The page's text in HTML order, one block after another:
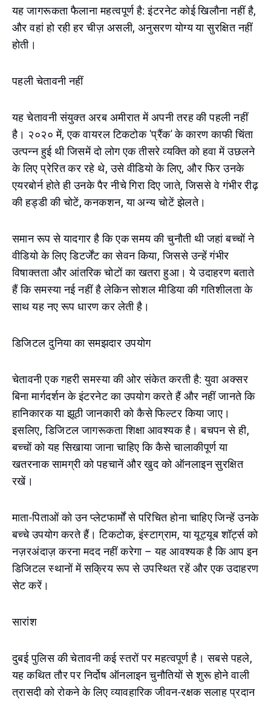
यह जागरूकता फैलाना महत्वपूर्ण है: इंटरनेट कोई खिलौना नहीं है,
और वहां हो रही हर चीज़ असली, अनुसरण योग्य या सुरक्षित नहीं
होती।
पहली चेतावनी नहीं
यह चेतावनी संयुक्त अरब अमीरात में अपनी तरह की पहली नहीं
है। २०२० में, एक वायरल टिकटोक 'प्रैंक' के कारण काफी चिंता
उत्पन्न हुई थी जिसमें दो लोग एक तीसरे व्यक्ति को हवा में उछलने
के लिए प्रेरित कर रहे थे, उसे वीडियो के लिए, और फिर उनके
एयरबोर्न होते ही उनके पैर नीचे गिरा दिए जाते, जिससे वे गंभीर रीढ़
की हड्डी की चोटें, कनकशन, या अन्य चोटें झेलते।
समान रूप से यादगार है कि एक समय की चुनौती थी जहां बच्चों ने
वीडियो के लिए डिटर्जेंट का सेवन किया, जिससे उन्हें गंभीर
विषाक्तता और आंतरिक चोटों का खतरा हुआ। ये उदाहरण बताते
हैं कि समस्या नई नहीं है लेकिन सोशल मीडिया की गतिशीलता के
साथ यह नए रूप धारण कर लेती है।
डिजिटल दुनिया का समझदार उपयोग
चेतावनी एक गहरी समस्या की ओर संकेत करती है: युवा अक्सर
बिना मार्गदर्शन के इंटरनेट का उपयोग करते हैं और नहीं जानते कि
हानिकारक या झूठी जानकारी को कैसे फिल्टर किया जाए।
इसलिए, डिजिटल जागरूकता शिक्षा आवश्यक है। बचपन से ही,
बच्चों को यह सिखाया जाना चाहिए कि कैसे चालाकीपूर्ण या
खतरनाक सामग्री को पहचानें और खुद को ऑनलाइन सुरक्षित
रखें।
माता-पिताओं को उन प्लेटफार्मों से परिचित होना चाहिए जिन्हें उनके
बच्चे उपयोग करते हैं। टिकटोक, इंस्टाग्राम, या यूट्यूब शॉर्ट्स को
नज़रअंदाज़ करना मदद नहीं करेगा – यह आवश्यक है कि आप इन
डिजिटल स्थानों में सक्रिय रूप से उपस्थित रहें और एक उदाहरण
सेट करें।
सारांश
दुबई पुलिस की चेतावनी कई स्तरों पर महत्वपूर्ण है। सबसे पहले,
यह कथित तौर पर निर्दोष ऑनलाइन चुनौतियों से शुरू होने वाली
त्रासदी को रोकने के लिए व्यावहारिक जीवन-रक्षक सलाह प्रदान